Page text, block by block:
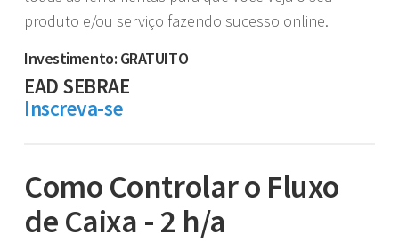
produto e/ou serviço fazendo sucesso online.
Investimento: GRATUITO
EAD SEBRAE
Inscreva-se
Como Controlar o Fluxo
de Caixa - 2 h/a